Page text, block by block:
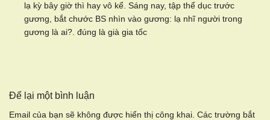
lạ kỳ bây giờ thì hay vô kể. Sáng nay, tập thể dục trước
gương, bắt chước BS nhìn vào gương: lạ nhĩ người trong
gương là ai?. đúng là già gia tốc
Để lại một bình luận
Email của bạn sẽ không được hiển thị công khai. Các trường bắt